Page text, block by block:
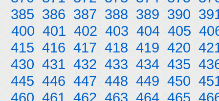
385 386 387 388 389 390
400 401 402 403 404 405
415 416 417 418 419 420
430 431 432 433 434 435
445 446 447 448 449 450
460 461 462 463 464 465